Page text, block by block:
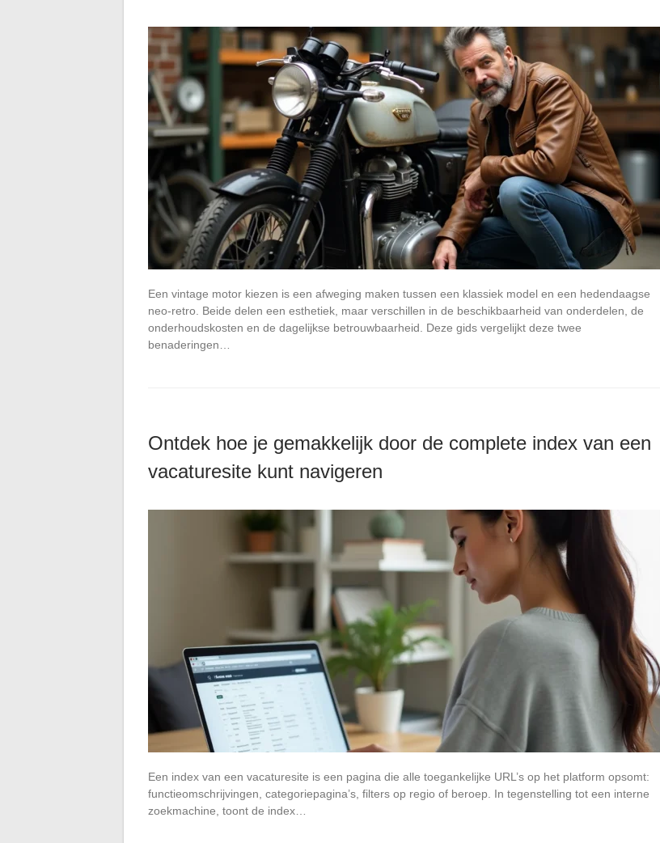
Een vintage motor kiezen is een afweging maken tussen een klassiek model en een hedendaagse
neo-retro. Beide delen een esthetiek, maar verschillen in de beschikbaarheid van onderdelen, de
onderhoudskosten en de dagelijkse betrouwbaarheid. Deze gids vergelijkt deze twee
benaderingen…
Ontdek hoe je gemakkelijk door de complete index van een
vacaturesite kunt navigeren
Een index van een vacaturesite is een pagina die alle toegankelijke URL’s op het platform opsomt:
functieomschrijvingen, categoriepagina’s, filters op regio of beroep. In tegenstelling tot een interne
zoekmachine, toont de index…